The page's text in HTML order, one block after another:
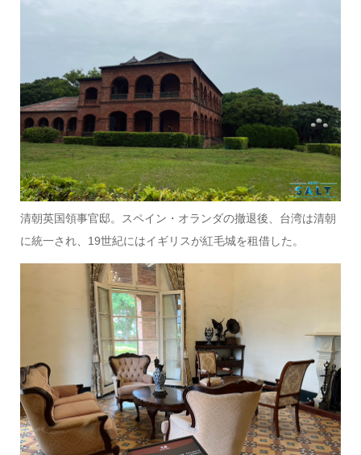
清朝英国領事官邸。スペイン・オランダの撤退後、台湾は清朝
に統一され、19世紀にはイギリスが紅毛城を租借した。